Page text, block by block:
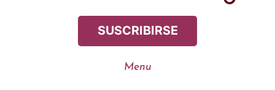
SUSCRIBIRSE